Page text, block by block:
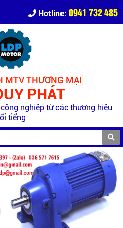
Hotline: 0941 732 485
MTV THƯƠNG MẠI
PHÁT
nghiệp từ các thương hiệu
tiếng